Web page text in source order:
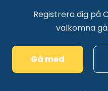
Registrera dig på
välkomna
Gå med